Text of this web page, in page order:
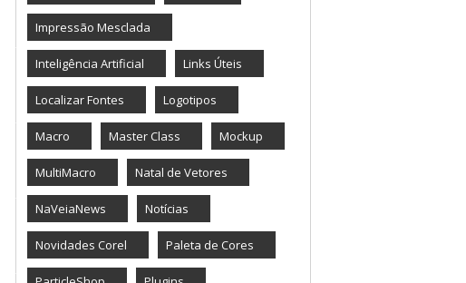
Impressão Mesclada
Inteligência Artificial Links Úteis
Localizar Fontes Logotipos
Macro Master Class Mockup
MultiMacro Natal de Vetores
NaVeiaNews Notícias
Novidades Corel Paleta de Cores